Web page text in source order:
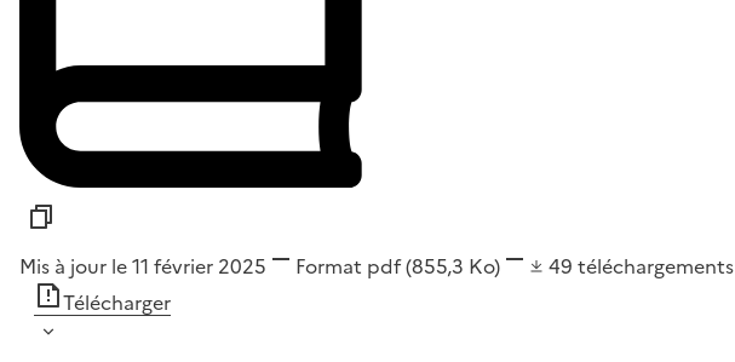
Mis à jour le 11 février 2025 Format pdf(855,3 Ko) 49 téléchargements
Télécharger